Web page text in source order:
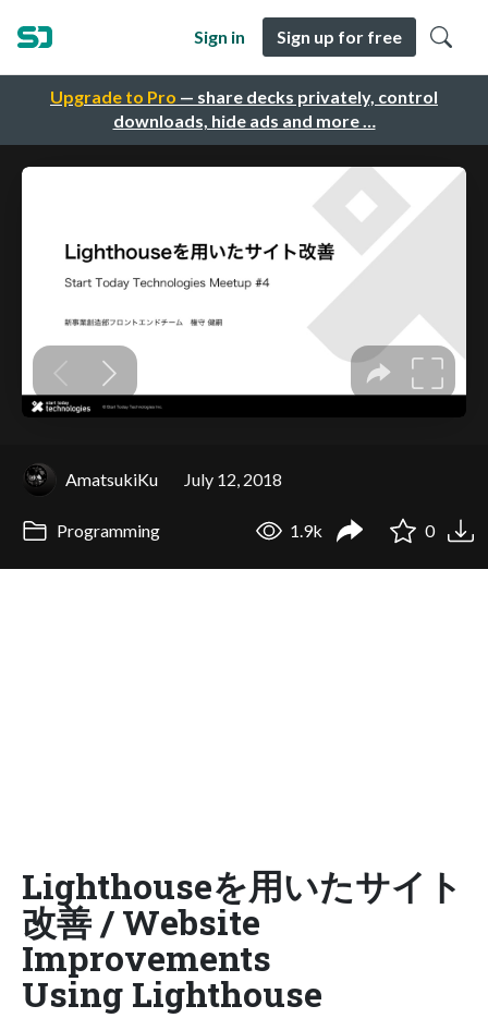
Upgrade to Pro — share decks privately, control
downloads, hide ads and more …
Sign in Sign up for free
AmatsukiKu July 12, 2018
Programming 1.9k 0
Lighthouseを用いたサイト
改善 / Website
Improvements
Using Lighthouse